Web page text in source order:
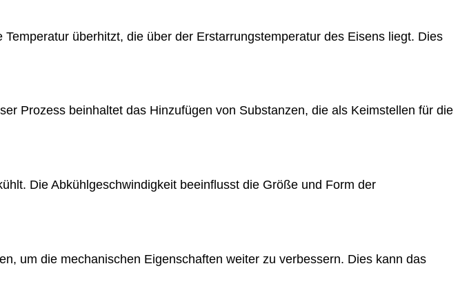
überhitzt, die über der Erstarrungstemperatur des Eisens liegt. Dies
Prozess beinhaltet das Hinzufügen von Substanzen, die als Keimstellen für die
Die Abkühlgeschwindigkeit beeinflusst die Größe und Form der
um die mechanischen Eigenschaften weiter zu verbessern. Dies kann das